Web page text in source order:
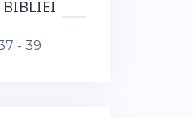
BIBLIEI
- 39